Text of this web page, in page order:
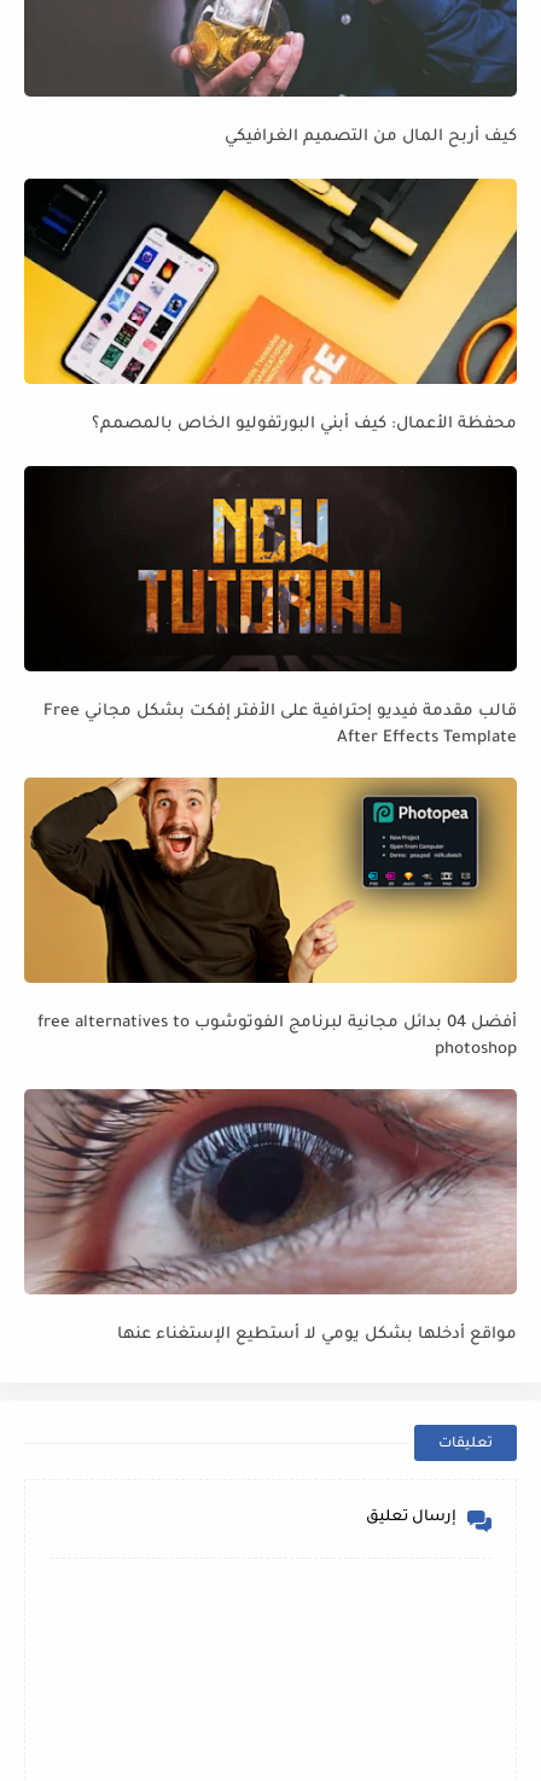
كيف أربح المال من التصميم الغرافيكي
محفظة الأعمال: كيف أبني البورتفوليو الخاص بالمصمم؟
قالب مقدمة فيديو إحترافية على الأفتر إفكت بشكل مجاني Free
After Effects Template
أفضل 04 بدائل مجانية لبرنامج الفوتوشوب free alternatives to
photoshop
مواقع أدخلها بشكل يومي لا أستطيع الإستغناء عنها
تعليقات
إرسال تعليق